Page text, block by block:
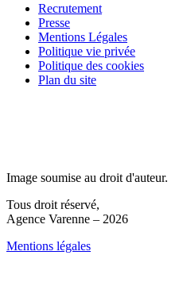
Recrutement
Presse
Mentions Légales
Politique vie privée
Politique des cookies
Plan du site
Image soumise au droit d'auteur.
Tous droit réservé,
Agence Varenne – 2026
Mentions légales